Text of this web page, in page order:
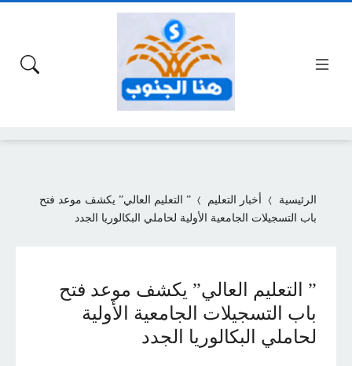
الرئيسية أخبار التعليم
” التعليم العالي” يكشف موعد فتح
باب التسجيلات الجامعية الأولية لحاملي البكالوريا الجدد
” التعليم العالي” يكشف موعد فتح
باب التسجيلات الجامعية الأولية
لحاملي البكالوريا الجدد